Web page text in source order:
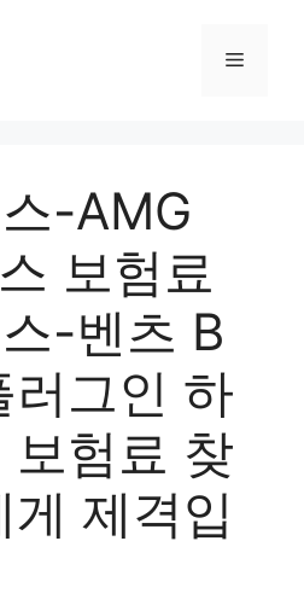
Menu
-AMG
보험료
-벤츠 B
러그인 하
보험료 찾
제격입